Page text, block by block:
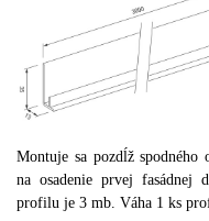
Montuje sa pozdĺž spodného
na osadenie prvej fasádnej
profilu je 3 mb. Váha 1 ks